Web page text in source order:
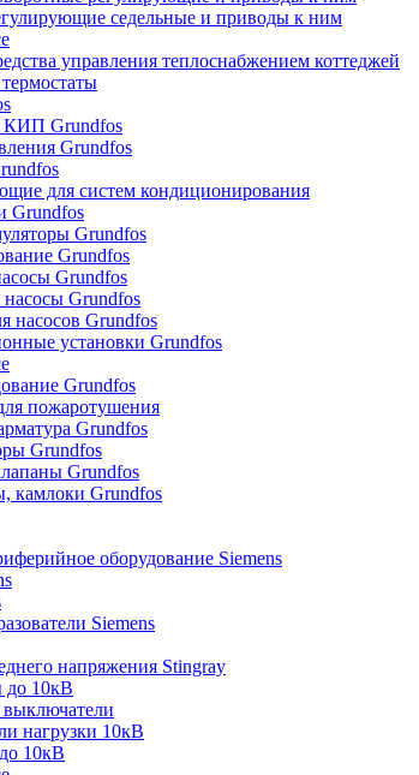
седельные и приводы к ним
управления теплоснабжением коттеджей
КИП Grundfos
Grundfos
для систем кондиционирования
Grundfos
Grundfos
Grundfos
Grundfos
Grundfos
насосов Grundfos
установки Grundfos
Grundfos
пожаротушения
Grundfos
Grundfos
Grundfos
камлоки Grundfos
оборудование Siemens
Siemens
напряжения Stingray
до 10кВ
нагрузки 10кВ
10кВ